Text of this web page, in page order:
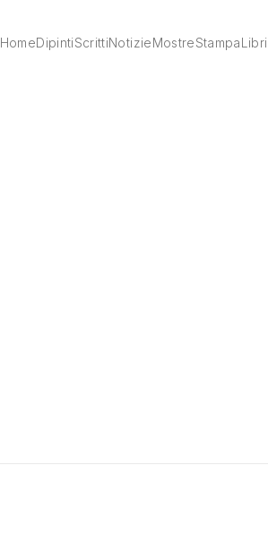
HomeDipintiScrittiNotizieMostreStampaLibri